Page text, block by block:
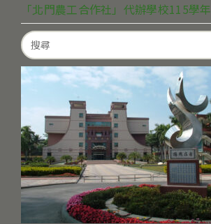
「北門農工合作社」代辦學校115學
Search
for: